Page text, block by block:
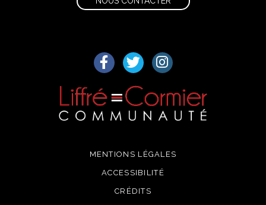
Lien vers le compte Facebook
Lien vers le compte Twitter
Lien vers le compte
MENTIONS LÉGALES
ACCESSIBILITÉ
CRÉDITS